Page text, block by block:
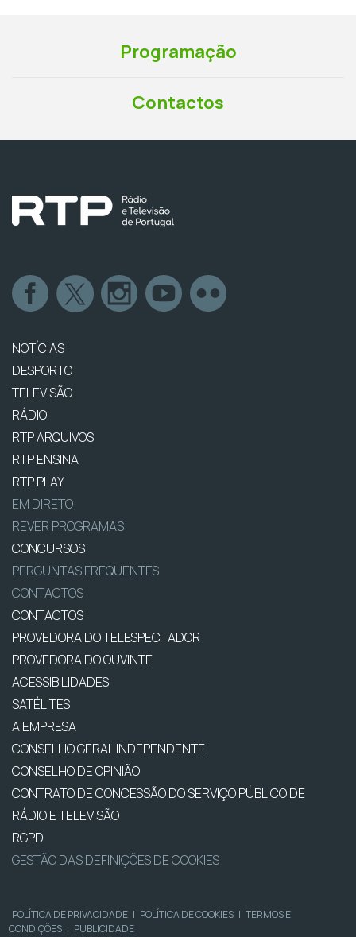
Programação
Contactos
NOTÍCIAS
DESPORTO
TELEVISÃO
RÁDIO
RTP ARQUIVOS
RTP ENSINA
RTP PLAY
EM DIRETO
REVER PROGRAMAS
CONCURSOS
PERGUNTAS FREQUENTES
CONTACTOS
CONTACTOS
PROVEDORA DO TELESPECTADOR
PROVEDORA DO OUVINTE
ACESSIBILIDADES
SATÉLITES
A EMPRESA
CONSELHO GERAL INDEPENDENTE
CONSELHO DE OPINIÃO
CONTRATO DE CONCESSÃO DO SERVIÇO PÚBLICO DE
RÁDIO E TELEVISÃO
RGPD
GESTÃO DAS DEFINIÇÕES DE COOKIES
POLÍTICA DE PRIVACIDADE | POLÍTICA DE COOKIES | TERMOS E
CONDIÇÕES | PUBLICIDADE